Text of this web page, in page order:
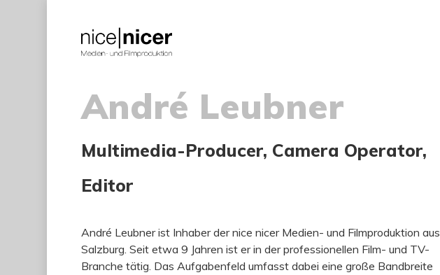
André Leubner
Multimedia-Producer, Camera Operator,
Editor
André Leubner ist Inhaber der nice nicer Medien- und Filmproduktion aus
Salzburg. Seit etwa 9 Jahren ist er in der professionellen Film- und TV-
Branche tätig. Das Aufgabenfeld umfasst dabei eine große Bandbreite